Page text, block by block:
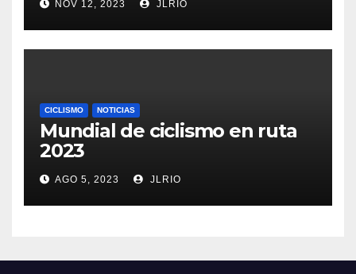
NOV 12, 2023 JLRIO
CICLISMO NOTICIAS
Mundial de ciclismo en ruta
2023
AGO 5, 2023 JLRIO